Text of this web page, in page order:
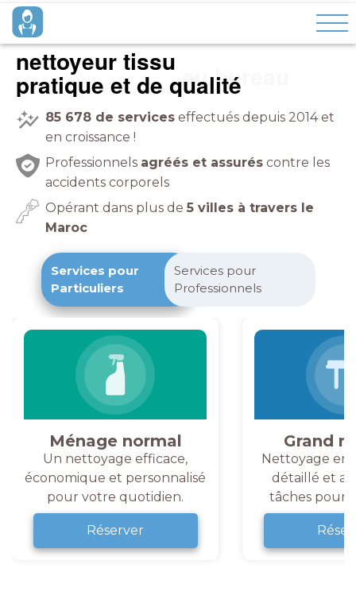
nettoyeur tissu
pratique et de qualité
85 678 de services effectués depuis 2014 et
en croissance !
Professionnels agréés et assurés contre les
accidents corporels
Opérant dans plus de 5 villes à travers le
Maroc
Services pour
Particuliers
Services pour
Professionnels
Ménage normal
Un nettoyage efficace,
économique et personnalisé
pour votre quotidien.
Réserver
Grand
Nettoyage en
détaillé et
tâches pour